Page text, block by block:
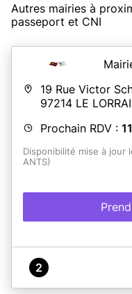
Autres mairies à
passeport et CNI
19 Rue Victor
97214 LE
Prochain RDV :
Disponibilité mise à jour
ANTS)
2